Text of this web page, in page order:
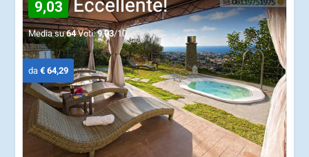
9,03 Eccellente!
Media su64Voti:9,03/10
da€ 64,29